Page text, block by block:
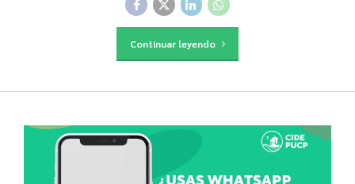
Continuar leyendo